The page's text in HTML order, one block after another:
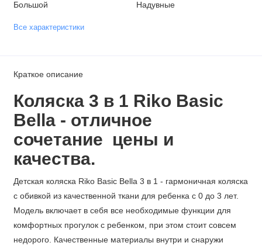
Большой Надувные
Все характеристики
Краткое описание
Коляска 3 в 1 Riko Basic
Bella - отличное
сочетание цены и
качества.
Детская коляска Riko Basic Bella 3 в 1 - гармоничная коляска
с обивкой из качественной ткани для ребенка с 0 до 3 лет.
Модель включает в себя все необходимые функции для
комфортных прогулок с ребенком, при этом стоит совсем
недорого. Качественные материалы внутри и снаружи